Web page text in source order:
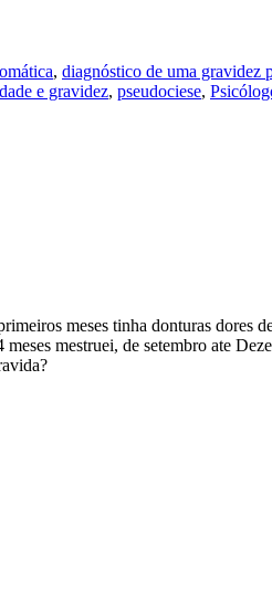
, diagnóstico de uma gravidez
e gravidez, pseudociese,
meses tinha donturas dores
mestruei, de setembro ate